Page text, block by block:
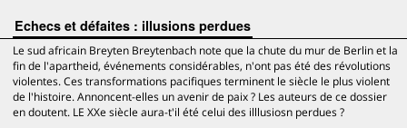
Echecs et défaites : illusions perdues
Le sud africain Breyten Breytenbach note que la chute du mur de Berlin et la
fin de l'apartheid, événements considérables, n'ont pas été des révolutions
violentes. Ces transformations pacifiques terminent le siècle le plus violent
de l'histoire. Annoncent-elles un avenir de paix ? Les auteurs de ce dossier
en doutent. LE XXe siècle aura-t'il été celui des illlusiosn perdues ?